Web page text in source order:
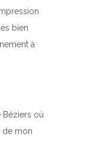
bien
à
Béziers où
de mon